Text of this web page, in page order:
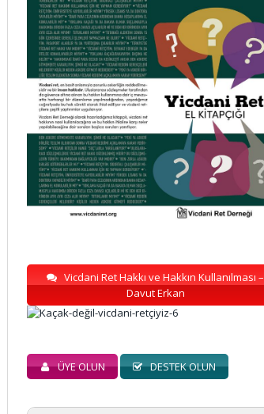
Vicdani Ret Hakkı ve Hakkın Kullanılması –
Davut Erkan
ÜYE OLUN DESTEK OLUN